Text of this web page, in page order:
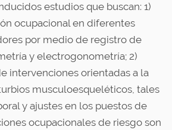
estudios que buscan: 1)
ocupacional en diferentes
por medio de registro de
y electrogonometría; 2)
intervenciones orientadas a la
musculoesqueléticos, tales
y ajustes en los puestos de
ocupacionales de riesgo son